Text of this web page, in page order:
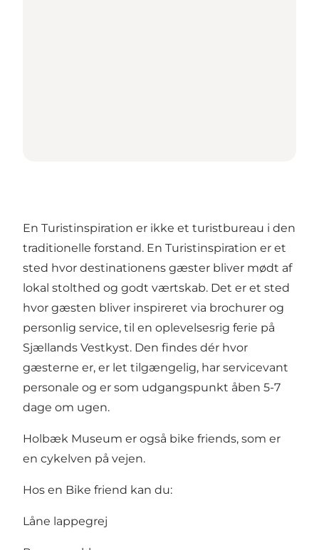
En Turistinspiration er ikke et turistbureau i den
traditionelle forstand. En Turistinspiration er et
sted hvor destinationens gæster bliver mødt af
lokal stolthed og godt værtskab. Det er et sted
hvor gæsten bliver inspireret via brochurer og
personlig service, til en oplevelsesrig ferie på
Sjællands Vestkyst. Den findes dér hvor
gæsterne er, er let tilgængelig, har servicevant
personale og er som udgangspunkt åben 5-7
dage om ugen.
Holbæk Museum er også bike friends, som er
en cykelven på vejen.
Hos en Bike friend kan du:
Låne lappegrej